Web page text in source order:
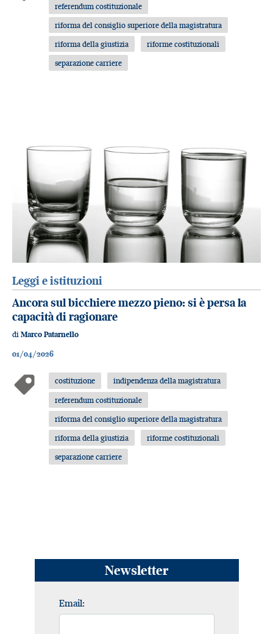
referendum costituzionale
riforma del consiglio superiore della magistratura
riforma della giustizia
riforme costituzionali
separazione carriere
Leggi e istituzioni
Ancora sul bicchiere mezzo pieno: si è persa la
capacità di ragionare
di Marco Patarnello
01/04/2026
costituzione
indipendenza della magistratura
referendum costituzionale
riforma del consiglio superiore della magistratura
riforma della giustizia
riforme costituzionali
separazione carriere
Newsletter
Email: